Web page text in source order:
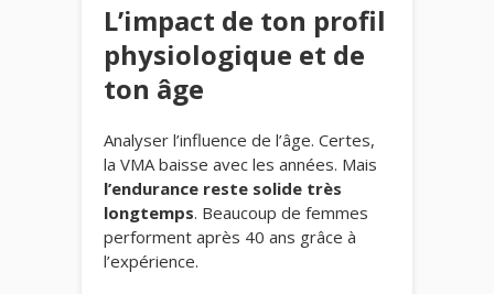
L’impact de ton profil
physiologique et de
ton âge
Analyser l’influence de l’âge. Certes,
la VMA baisse avec les années. Mais
l’endurance reste solide très
longtemps. Beaucoup de femmes
performent après 40 ans grâce à
l’expérience.